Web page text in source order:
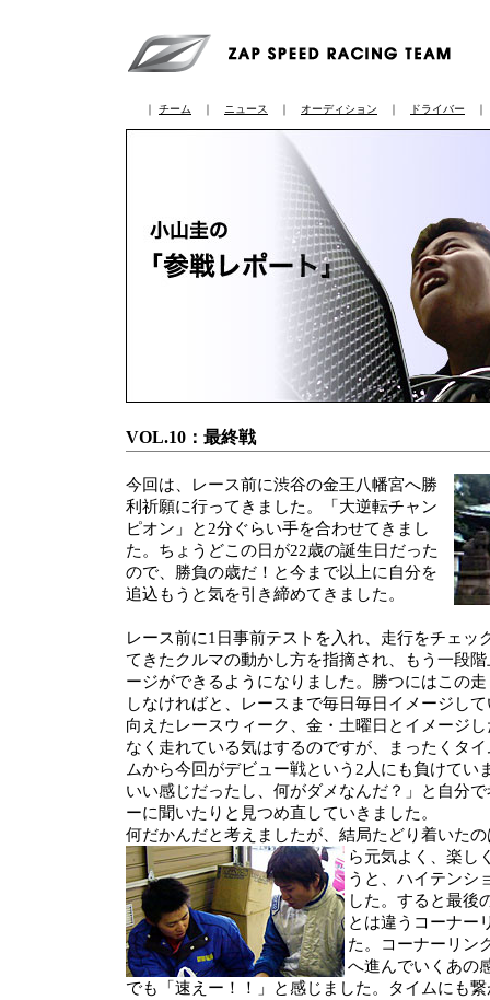
｜ チーム ｜ ニュース ｜ オーディション ｜ ドライバー
VOL.10：最終戦
今回は、レース前に渋谷の金王八幡宮へ勝
利祈願に行ってきました。「大逆転チャン
ピオン」と2分ぐらい手を合わせてきまし
た。ちょうどこの日が22歳の誕生日だった
ので、勝負の歳だ！と今まで以上に自分を
追込もうと気を引き締めてきました。
レース前に1日事前テストを入れ、走行をチェッ
てきたクルマの動かし方を指摘され、もう一段
ージができるようになりました。勝つにはこの
しなければと、レースまで毎日毎日イメージし
向えたレースウィーク、金・土曜日とイメージ
なく走れている気はするのですが、まったくタ
ムから今回がデビュー戦という2人にも負けてい
いい感じだったし、何がダメなんだ？」と自分
ーに聞いたりと見つめ直していきました。
何だかんだと考えましたが、結局たどり着いた
ら元気よく、楽し
うと、ハイテンシ
した。すると最後
とは違うコーナー
た。コーナーリン
へ進んでいくあの
でも「速えー！！」と感じました。タイムにも